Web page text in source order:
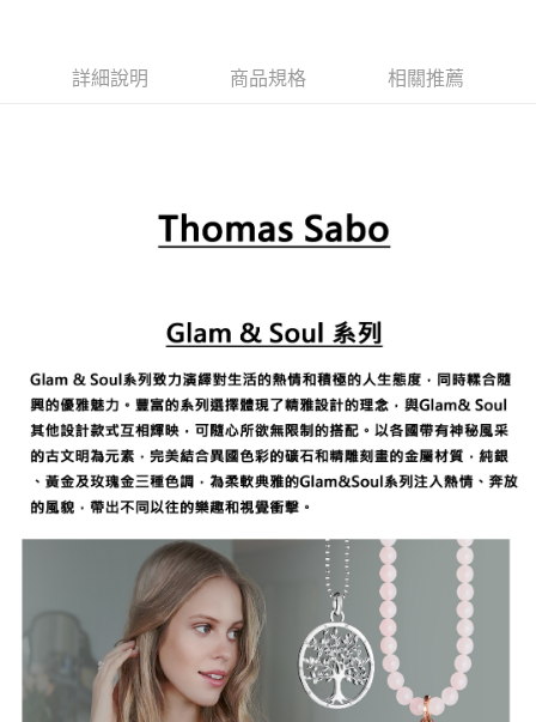
詳細說明 商品規格 相關推薦